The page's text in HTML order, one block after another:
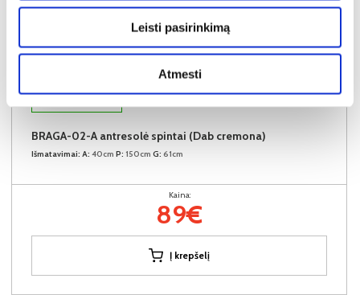
Leisti pasirinkimą
Atmesti
BRAGA-02-A antresolė spintai (Dab cremona)
Išmatavimai: A: 40cm P: 150cm G: 61cm
Kaina:
89€
Į krepšelį